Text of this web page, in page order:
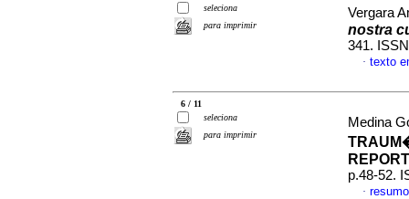
seleciona
para imprimir
Vergara
nostra
341.
· texto
6 / 11
seleciona
para imprimir
Medina
p.48-52.
·